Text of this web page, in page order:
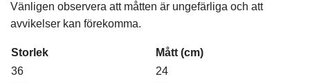
Vänligen observera att måtten är ungefärliga och att
avvikelser kan förekomma.
Storlek
Mått (cm)
36
24